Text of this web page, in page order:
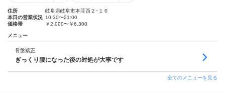
住所
岐阜県岐阜市本荘西２−１６
本日の営業状況 10:30〜21:00
価格帯
￥2,000〜￥6,300
メニュー
骨盤矯正
ぎっくり腰になった後の対処が大事です
全てのメニューを見る